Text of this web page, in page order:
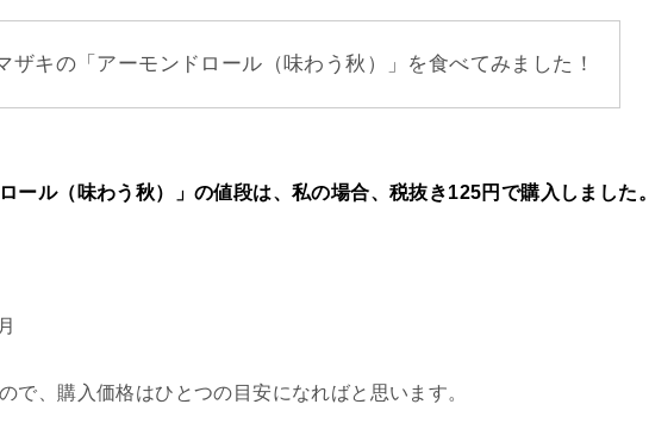
ザキの「アーモンドロール（味わう秋）」を食べてみました！
ール（味わう秋）」の値段は、私の場合、税抜き125円で購入しました。
で、購入価格はひとつの目安になればと思います。